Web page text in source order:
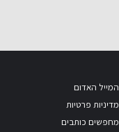
המייל האדום
מדיניות פרטיות
מחפשים כותבים